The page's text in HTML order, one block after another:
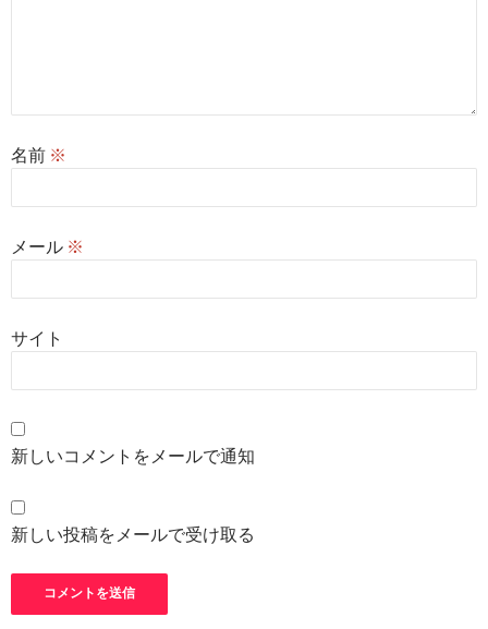
名前 ※
メール ※
サイト
新しいコメントをメールで通知
新しい投稿をメールで受け取る